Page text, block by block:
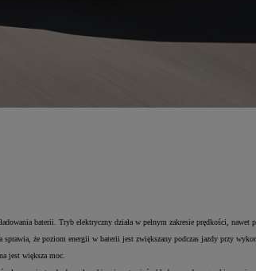
baterii. Tryb elektryczny działa w pełnym zakresie prędkości, nawet
że poziom energii w baterii jest zwiększany podczas jazdy przy
jest większa moc.